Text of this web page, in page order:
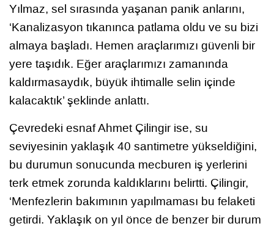
Yılmaz, sel sırasında yaşanan panik anlarını,
‘Kanalizasyon tıkanınca patlama oldu ve su bizi
almaya başladı. Hemen araçlarımızı güvenli bir
yere taşıdık. Eğer araçlarımızı zamanında
kaldırmasaydık, büyük ihtimalle selin içinde
kalacaktık’ şeklinde anlattı.
Çevredeki esnaf Ahmet Çilingir ise, su
seviyesinin yaklaşık 40 santimetre yükseldiğini,
bu durumun sonucunda mecburen iş yerlerini
terk etmek zorunda kaldıklarını belirtti. Çilingir,
‘Menfezlerin bakımının yapılmaması bu felaketi
getirdi. Yaklaşık on yıl önce de benzer bir durum